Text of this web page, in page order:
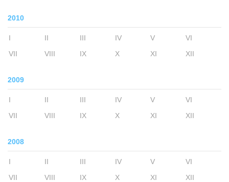
2010
I II III IV V
VI
VII
VIII IX X XI XII
2009
I II III IV V
VI
VII
VIII IX X XI XII
2008
I II III IV V
VI
VII
VIII IX X XI XII